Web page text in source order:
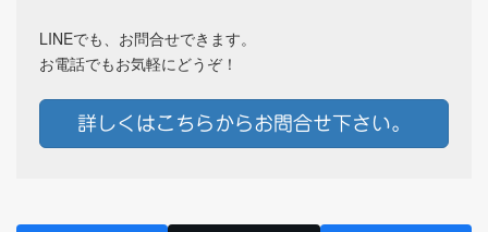
LINEでも、お問合せできます。
お電話でもお気軽にどうぞ！
詳しくはこちらからお問合せ下さい。